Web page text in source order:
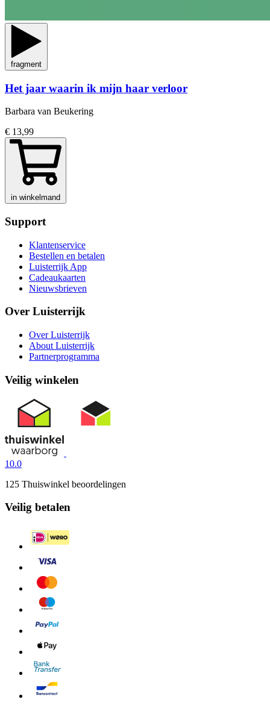
fragment
Het jaar waarin ik mijn haar verloor
Barbara van Beukering
€ 13,99
in winkelmand
Support
Klantenservice
Bestellen en betalen
Luisterrijk App
Cadeaukaarten
Nieuwsbrieven
Over Luisterrijk
Over Luisterrijk
About Luisterrijk
Partnerprogramma
Veilig winkelen
10.0
125 Thuiswinkel beoordelingen
Veilig betalen